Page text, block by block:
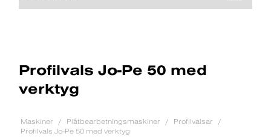
Profilvals Jo-Pe 50 med
verktyg
Maskiner Plåtbearbetningsmaskiner
Profilvalsar
Profilvals Jo-Pe 50 med verktyg